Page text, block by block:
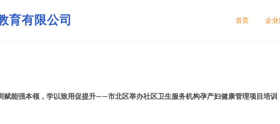
育有限公司 首页 企业
赋能强本领，学以致用促提升——市北区举办社区卫生服务机构孕产妇健康管理项目培训